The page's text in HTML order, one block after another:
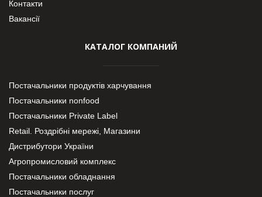
Контакти
Вакансії
КАТАЛОГ КОМПАНИЙ
Постачальники продуктів харчування
Постачальники nonfood
Постачальники Private Label
Retail. Роздрібні мережі, Магазини
Дистрибутори України
Агропромисловий комплекс
Постачальники обладнання
Постачальники послуг